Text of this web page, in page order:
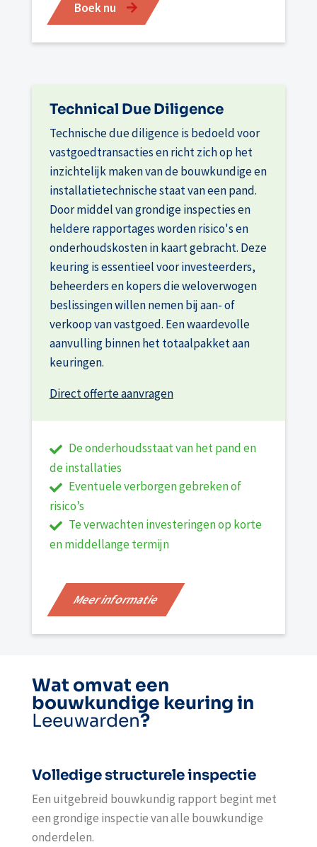
Boek nu
Technical Due Diligence
Technische due diligence is bedoeld voor
vastgoedtransacties en richt zich op het
inzichtelijk maken van de bouwkundige en
installatietechnische staat van een pand.
Door middel van grondige inspecties en
heldere rapportages worden risico's en
onderhoudskosten in kaart gebracht. Deze
keuring is essentieel voor investeerders,
beheerders en kopers die weloverwogen
beslissingen willen nemen bij aan- of
verkoop van vastgoed. Een waardevolle
aanvulling binnen het totaalpakket aan
keuringen.
Direct offerte aanvragen
De onderhoudsstaat van het pand en
de installaties
Eventuele verborgen gebreken of
risico’s
Te verwachten investeringen op korte
en middellange termijn
Meer informatie
Wat omvat een
bouwkundige keuring in
Leeuwarden?
Volledige structurele inspectie
Een uitgebreid bouwkundig rapport begint met
een grondige inspectie van alle bouwkundige
onderdelen.